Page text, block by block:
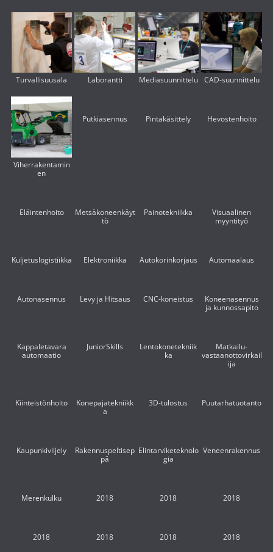
Turvallisuusala Laborantti Mediasuunnittelu CAD-suunnittelu
Viherrakentamin
en
Putkiasennus Pintakäsittely Hevostenhoito
Eläintenhoito
Metsäkoneenkäyt
tö
Painotekniikka
Visuaalinen
myyntityö
Kuljetuslogistiikka Elektroniikka Autokorinkorjaus Automaalaus
Autonasennus Levy ja Hitsaus CNC-koneistus
Koneenasennus
ja kunnossapito
Kappaletavara
automaatio
JuniorSkills
Lentokonetekniik
ka
Matkailu-
vastaanottovirkail
ija
Kiinteistönhoito
Konepajatekniikk
a
3D-tulostus Puutarhatuotanto
Kaupunkiviljely
Rakennuspeltisep
pä
Elintarviketeknolo
gia
Veneenrakennus
Merenkulku 2018 2018 2018
2018 2018 2018 2018